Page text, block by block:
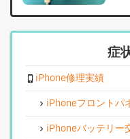
症
iPhone修理実績
iPhoneフロントパ
iPhoneバッテリー